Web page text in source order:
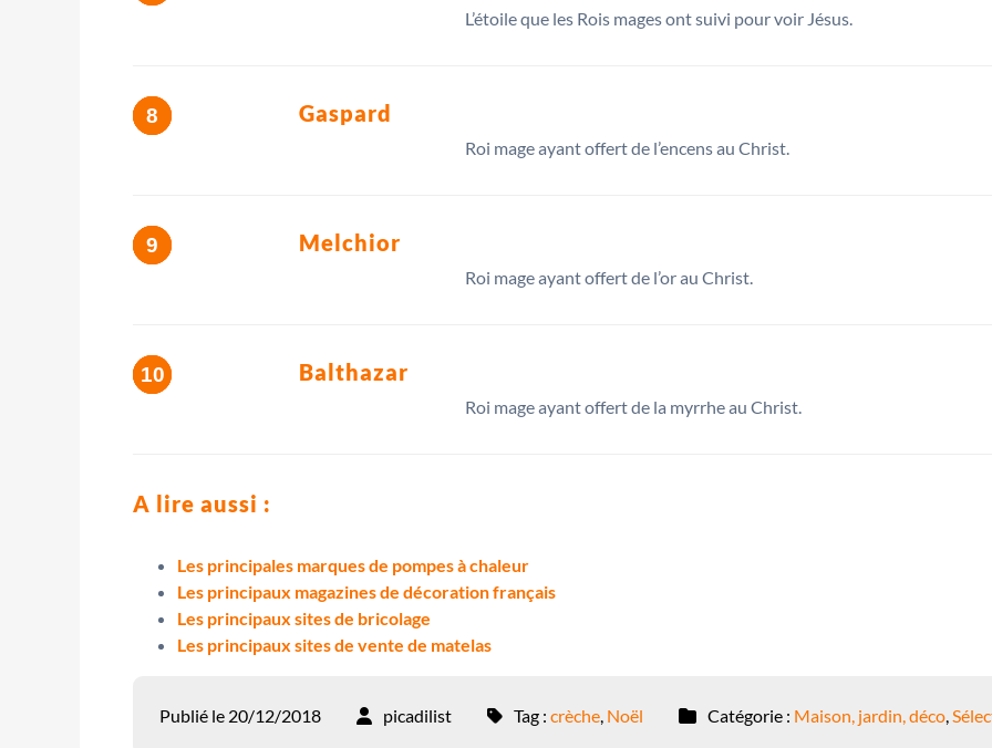
L’étoile que les Rois mages ont suivi pour voir Jésus.
Gaspard
Roi mage ayant offert de l’encens au Christ.
Melchior
Roi mage ayant offert de l’or au Christ.
Balthazar
Roi mage ayant offert de la myrrhe au Christ.
A lire aussi :
Les principales marques de pompes à chaleur
Les principaux magazines de décoration français
Les principaux sites de bricolage
Les principaux sites de vente de matelas
Publié le 20/12/2018 picadilist Tag : crèche, Noël Catégorie : Maison, jardin, déco,